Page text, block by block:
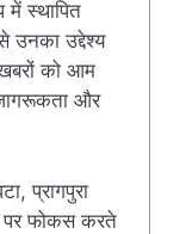
स्थापित
उद्देश्य
को आम
और
प्रागपुरा
पर फोकस करते